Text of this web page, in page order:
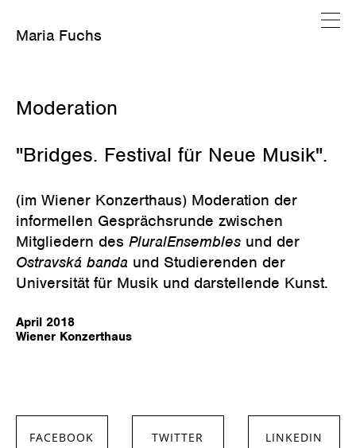
Maria Fuchs
Moderation
"Bridges. Festival für Neue Musik".
(im Wiener Konzerthaus) Moderation der
informellen Gesprächsrunde zwischen
Mitgliedern des PluralEnsembles und der
Ostravská banda und Studierenden der
Universität für Musik und darstellende Kunst.
April 2018
Wiener Konzerthaus
FACEBOOK TWITTER LINKEDIN